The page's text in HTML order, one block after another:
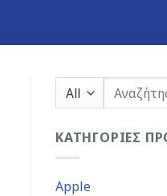
Αναζήτηση
για:
ΚΑΤΗΓΟΡΙΕΣ
Apple